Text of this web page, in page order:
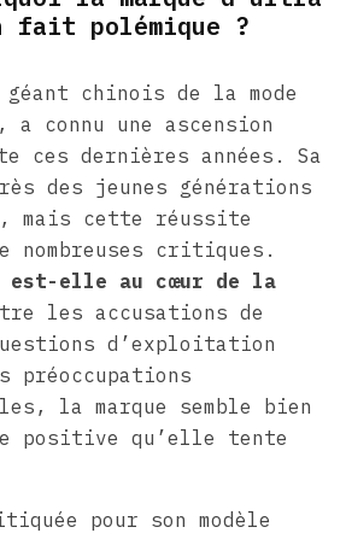
fait polémique ?
chinois de la mode
connu une ascension
ces dernières années. Sa
des jeunes générations
mais cette réussite
nombreuses critiques.
est-elle au cœur de la
les accusations de
d’exploitation
la marque semble bien
positive qu’elle tente
pour son modèle